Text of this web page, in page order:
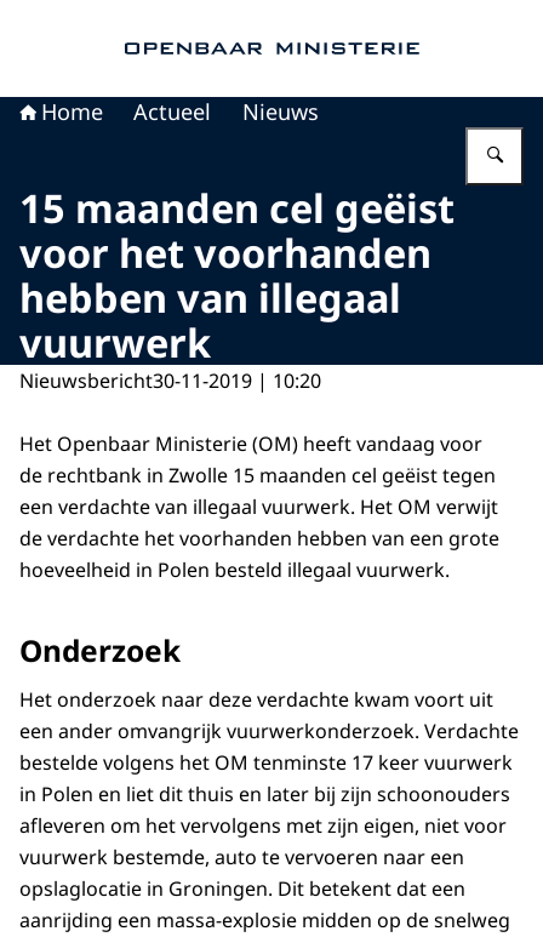
Home Actueel Nieuws
15 maanden cel geëist
voor het voorhanden
hebben van illegaal
vuurwerk
Nieuwsbericht30-11-2019 | 10:20
Het Openbaar Ministerie (OM) heeft vandaag voor
de rechtbank in Zwolle 15 maanden cel geëist tegen
een verdachte van illegaal vuurwerk. Het OM verwijt
de verdachte het voorhanden hebben van een grote
hoeveelheid in Polen besteld illegaal vuurwerk.
Onderzoek
Het onderzoek naar deze verdachte kwam voort uit
een ander omvangrijk vuurwerkonderzoek. Verdachte
bestelde volgens het OM tenminste 17 keer vuurwerk
in Polen en liet dit thuis en later bij zijn schoonouders
afleveren om het vervolgens met zijn eigen, niet voor
vuurwerk bestemde, auto te vervoeren naar een
opslaglocatie in Groningen. Dit betekent dat een
aanrijding een massa-explosie midden op de snelweg